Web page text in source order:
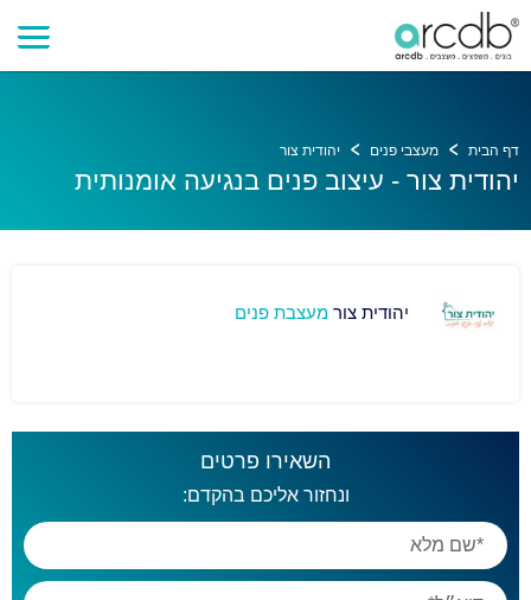
דף הבית מעצבי פנים יהודית צור
יהודית צור - עיצוב פנים בנגיעה אומנותית
יהודית צור מעצבת פנים
השאירו פרטים
ונחזור אליכם בהקדם: